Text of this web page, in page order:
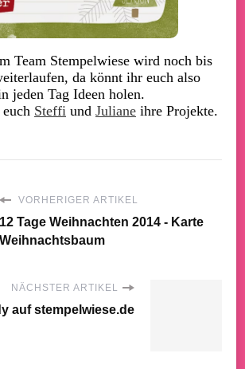
Team Stempelwiese wird noch bis
da könnt ihr euch also
jeden Tag Ideen holen.
Steffi und Juliane ihre Projekte.
VORHERIGER ARTIKEL
12 Tage Weihnachten 2014 - Karte
Weihnachtsbaum
NÄCHSTER ARTIKEL
auf stempelwiese.de